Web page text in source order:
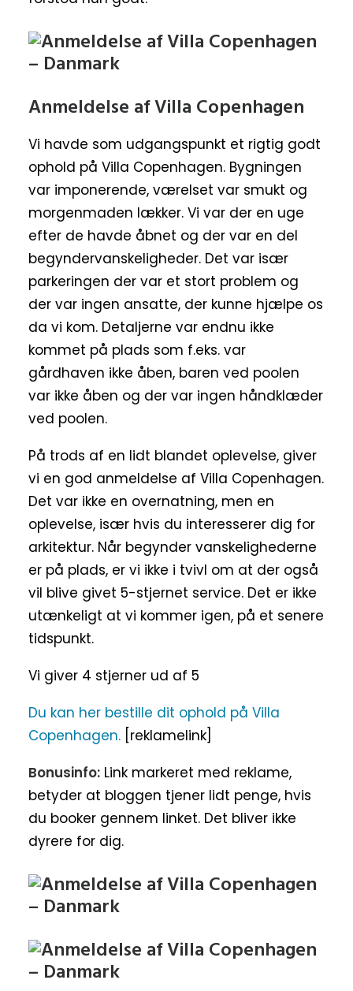
Anmeldelse af Villa Copenhagen
Vi havde som udgangspunkt et rigtig godt
ophold på Villa Copenhagen. Bygningen
var imponerende, værelset var smukt og
morgenmaden lækker. Vi var der en uge
efter de havde åbnet og der var en del
begyndervanskeligheder. Det var især
parkeringen der var et stort problem og
der var ingen ansatte, der kunne hjælpe os
da vi kom. Detaljerne var endnu ikke
kommet på plads som f.eks. var
gårdhaven ikke åben, baren ved poolen
var ikke åben og der var ingen håndklæder
ved poolen.
På trods af en lidt blandet oplevelse, giver
vi en god anmeldelse af Villa Copenhagen.
Det var ikke en overnatning, men en
oplevelse, især hvis du interesserer dig for
arkitektur. Når begynder vanskelighederne
er på plads, er vi ikke i tvivl om at der også
vil blive givet 5-stjernet service. Det er ikke
utænkeligt at vi kommer igen, på et senere
tidspunkt.
Vi giver 4 stjerner ud af 5
Du kan her bestille dit ophold på Villa
Copenhagen. [reklamelink]
Bonusinfo: Link markeret med reklame,
betyder at bloggen tjener lidt penge, hvis
du booker gennem linket. Det bliver ikke
dyrere for dig.